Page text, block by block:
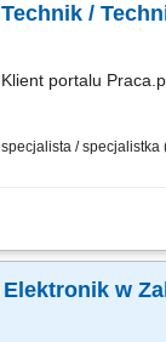
Technik /
Klient portalu
specjalista / specjalistka
Realizowanie
Elektronik w